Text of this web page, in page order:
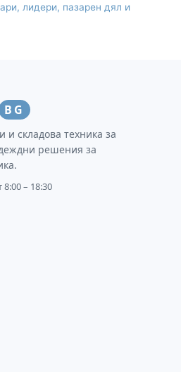
лидери, пазарен дял и
BG
и складова техника за
решения за
– 18:30